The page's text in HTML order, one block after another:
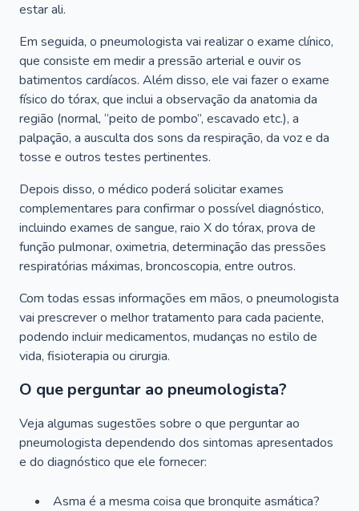
estar ali.
Em seguida, o pneumologista vai realizar o exame clínico,
que consiste em medir a pressão arterial e ouvir os
batimentos cardíacos. Além disso, ele vai fazer o exame
físico do tórax, que inclui a observação da anatomia da
região (normal, “peito de pombo”, escavado etc.), a
palpação, a ausculta dos sons da respiração, da voz e da
tosse e outros testes pertinentes.
Depois disso, o médico poderá solicitar exames
complementares para confirmar o possível diagnóstico,
incluindo exames de sangue, raio X do tórax, prova de
função pulmonar, oximetria, determinação das pressões
respiratórias máximas, broncoscopia, entre outros.
Com todas essas informações em mãos, o pneumologista
vai prescrever o melhor tratamento para cada paciente,
podendo incluir medicamentos, mudanças no estilo de
vida, fisioterapia ou cirurgia.
O que perguntar ao pneumologista?
Veja algumas sugestões sobre o que perguntar ao
pneumologista dependendo dos sintomas apresentados
e do diagnóstico que ele fornecer:
Asma é a mesma coisa que bronquite asmática?